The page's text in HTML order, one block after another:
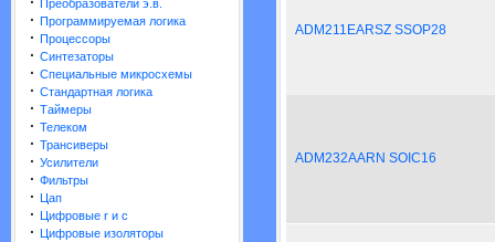
Преобразователи э.в.
· Программируемая логика
· Процессоры
· Синтезаторы
· Специальные микросхемы
· Стандартная логика
· Таймеры
· Телеком
· Трансиверы
· Усилители
· Фильтры
· Цап
· Цифровые r и c
· Цифровые изоляторы
ADM211EARSZ SSOP28
ADM232AARN SOIC16